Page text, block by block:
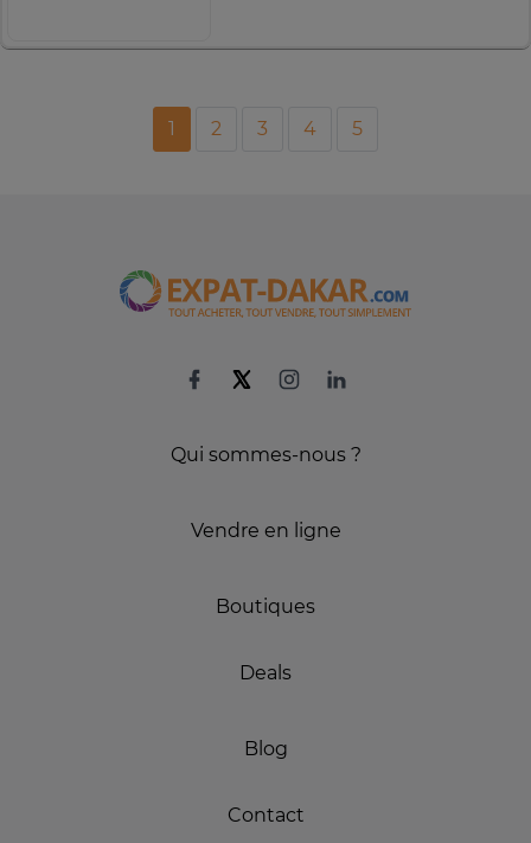
1 2 3 4 5
Qui sommes-nous ?
Vendre en ligne
Boutiques
Deals
Blog
Contact